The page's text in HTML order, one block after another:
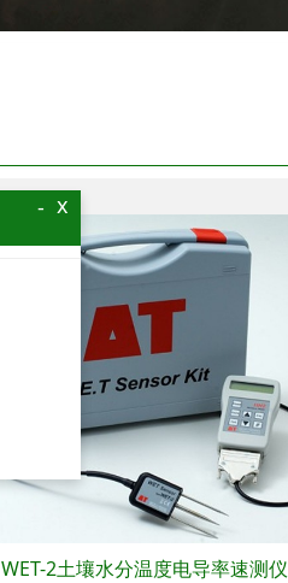
WET-2土壤水分温度电导率速测仪
x
-